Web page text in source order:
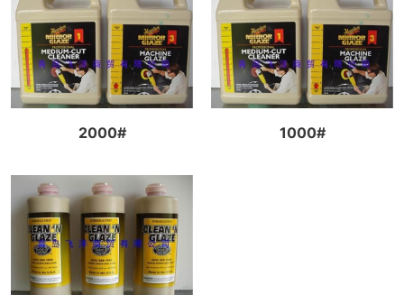
2000# 1000#